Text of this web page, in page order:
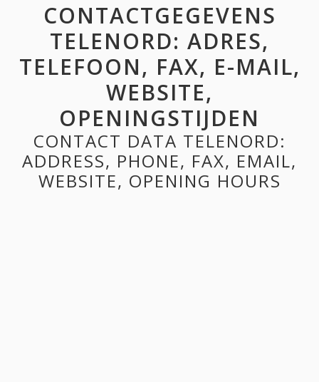
CONTACTGEGEVENS
TELENORD: ADRES,
TELEFOON, FAX, E-MAIL,
WEBSITE,
OPENINGSTIJDEN
CONTACT DATA TELENORD:
ADDRESS, PHONE, FAX, EMAIL,
WEBSITE, OPENING HOURS